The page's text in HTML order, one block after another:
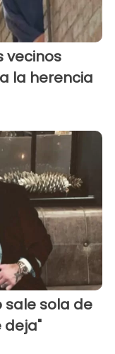
vecinos
la herencia
sale sola de
deja"